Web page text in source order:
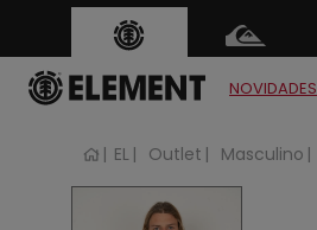
NOVIDADES
EL Outlet Masculino